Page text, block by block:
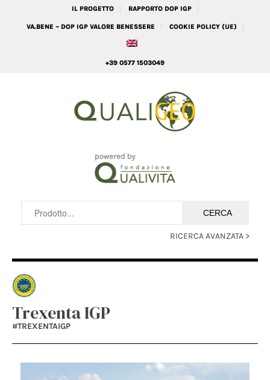
IL PROGETTO RAPPORTO DOP IGP
VA.BENE – DOP IGP VALORE BENESSERE COOKIE POLICY (UE)
+39 0577 1503049
RICERCA AVANZATA >
Trexenta IGP
#TREXENTAIGP